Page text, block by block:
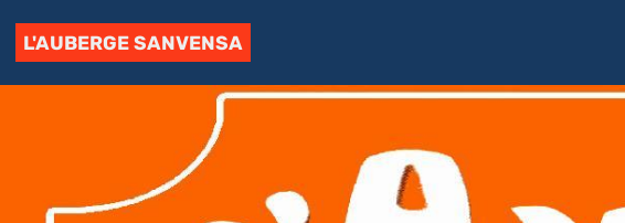
L'AUBERGE SANVENSA